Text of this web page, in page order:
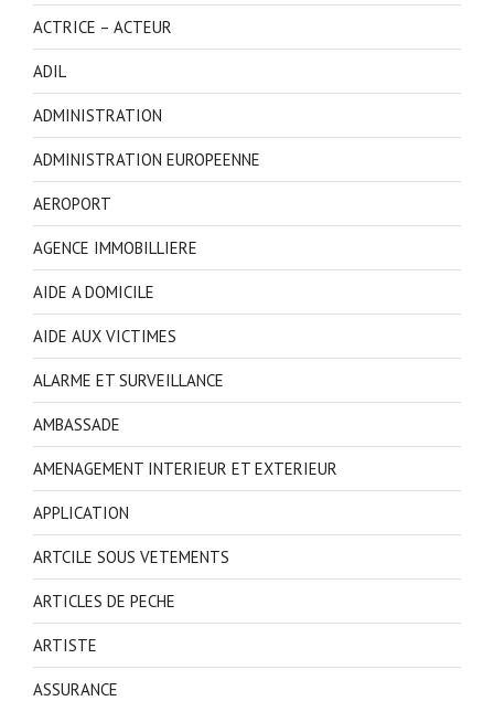
ACTRICE – ACTEUR
ADIL
ADMINISTRATION
ADMINISTRATION EUROPEENNE
AEROPORT
AGENCE IMMOBILLIERE
AIDE A DOMICILE
AIDE AUX VICTIMES
ALARME ET SURVEILLANCE
AMBASSADE
AMENAGEMENT INTERIEUR ET EXTERIEUR
APPLICATION
ARTCILE SOUS VETEMENTS
ARTICLES DE PECHE
ARTISTE
ASSURANCE